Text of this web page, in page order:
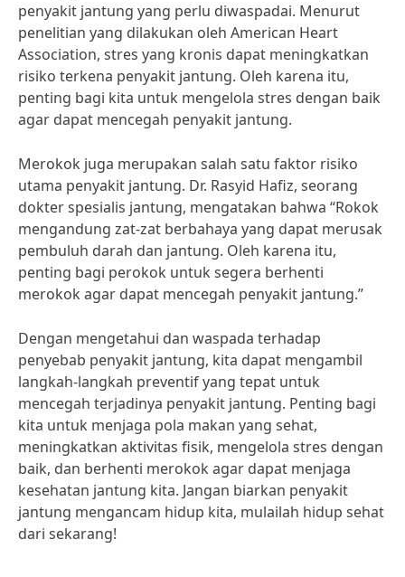
penyakit jantung yang perlu diwaspadai. Menurut
penelitian yang dilakukan oleh American Heart
Association, stres yang kronis dapat meningkatkan
risiko terkena penyakit jantung. Oleh karena itu,
penting bagi kita untuk mengelola stres dengan baik
agar dapat mencegah penyakit jantung.
Merokok juga merupakan salah satu faktor risiko
utama penyakit jantung. Dr. Rasyid Hafiz, seorang
dokter spesialis jantung, mengatakan bahwa “Rokok
mengandung zat-zat berbahaya yang dapat merusak
pembuluh darah dan jantung. Oleh karena itu,
penting bagi perokok untuk segera berhenti
merokok agar dapat mencegah penyakit jantung.”
Dengan mengetahui dan waspada terhadap
penyebab penyakit jantung, kita dapat mengambil
langkah-langkah preventif yang tepat untuk
mencegah terjadinya penyakit jantung. Penting bagi
kita untuk menjaga pola makan yang sehat,
meningkatkan aktivitas fisik, mengelola stres dengan
baik, dan berhenti merokok agar dapat menjaga
kesehatan jantung kita. Jangan biarkan penyakit
jantung mengancam hidup kita, mulailah hidup sehat
dari sekarang!